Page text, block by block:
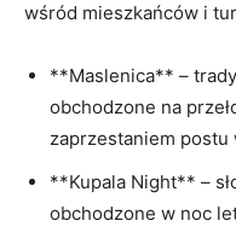
⁢wśród ‌mieszkańców i
**Maslenica** –
obchodzone na
zaprzestaniem
**Kupala Night** –
obchodzone w noc